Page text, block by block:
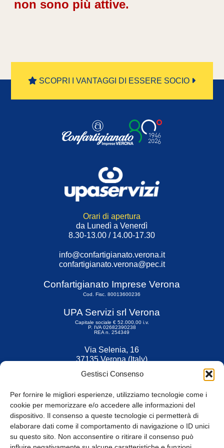
Gestisci Consenso
Per fornire le migliori esperienze, utilizziamo tecnologie come i
cookie per memorizzare e/o accedere alle informazioni del
dispositivo. Il consenso a queste tecnologie ci permetterà di
elaborare dati come il comportamento di navigazione o ID unici
su questo sito. Non acconsentire o ritirare il consenso può
non sono più attive.
SCOPRI I VANTAGGI DI ESSERE SOCIO
Orari di apertura
da Lunedì a Venerdì
8.30-13.00 / 14.00-17.30
info@confartigianato.verona.it
confartigianato.verona@pec.it
Confartigianato Imprese Verona
Cod. Fisc. 80013600236
UPA Servizi srl Verona
Capitale sociale € 52.000,00 i.v.
P. IVA 02682390238
REA n. 254349
Via Selenia, 16
37135 Verona (Italy)
Fax 045 9211599
© Tutti i diritti riservati